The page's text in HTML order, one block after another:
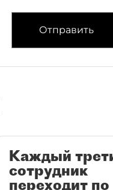
Отправить
Каждый
сотрудник
переходит по